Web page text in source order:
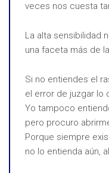
veces nos cuesta
La alta sensibilidad
una faceta más de
Si no entiendes el
el error de juzgar lo
Yo tampoco
pero procuro
Porque siempre
no lo entienda aún,